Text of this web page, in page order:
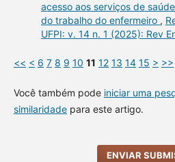
acesso aos serviços de
do trabalho do enfermeiro ,
UFPI: v. 14 n. 1 (2025): Rev
<< < 6 7 8 9 10 11 12 13 14 15 > >>
Você também pode iniciar uma
similaridadepara este artigo.
ENVIAR